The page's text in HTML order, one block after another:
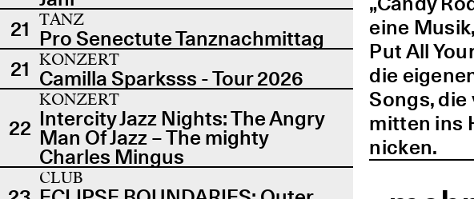
21 TANZ
Pro Senectute Tanznachmittag
21 KONZERT
Camilla Sparksss - Tour 2026
22
KONZERT
Intercity Jazz Nights: The Angry
Man Of Jazz – The mighty
Charles Mingus
CLUB
eine
Put All
die
Songs,
mitten ins
nicken.